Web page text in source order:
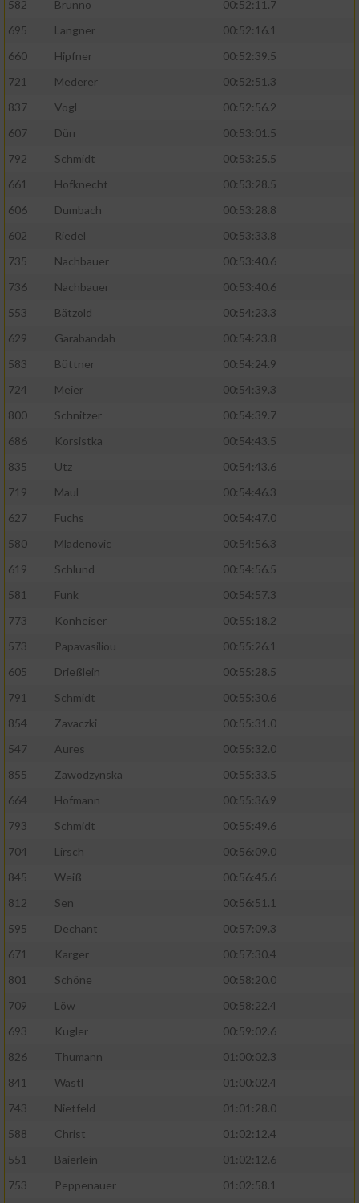
582
Brunno
00:52:11.7
695
Langner
00:52:16.1
660
Hipfner
00:52:39.5
721
Mederer
00:52:51.3
837
Vogl
00:52:56.2
607
Dürr
00:53:01.5
792
Schmidt
00:53:25.5
661
Hofknecht
00:53:28.5
606
Dumbach
00:53:28.8
602
Riedel
00:53:33.8
735
Nachbauer
00:53:40.6
736
Nachbauer
00:53:40.6
553
Bätzold
00:54:23.3
629
Garabandah
00:54:23.8
583
Büttner
00:54:24.9
724
Meier
00:54:39.3
800
Schnitzer
00:54:39.7
686
Korsistka
00:54:43.5
835
Utz
00:54:43.6
719
Maul
00:54:46.3
627
Fuchs
00:54:47.0
580
Mladenovic
00:54:56.3
619
Schlund
00:54:56.5
581
Funk
00:54:57.3
773
Konheiser
00:55:18.2
573
Papavasiliou
00:55:26.1
605
Drießlein
00:55:28.5
791
Schmidt
00:55:30.6
854
Zavaczki
00:55:31.0
547
Aures
00:55:32.0
855
Zawodzynska
00:55:33.5
664
Hofmann
00:55:36.9
793
Schmidt
00:55:49.6
704
Lirsch
00:56:09.0
845
Weiß
00:56:45.6
812
Sen
00:56:51.1
595
Dechant
00:57:09.3
671
Karger
00:57:30.4
801
Schöne
00:58:20.0
709
Löw
00:58:22.4
693
Kugler
00:59:02.6
826
Thumann
01:00:02.3
841
Wastl
01:00:02.4
743
Nietfeld
01:01:28.0
588
Christ
01:02:12.4
551
Baierlein
01:02:12.6
753
Peppenauer
01:02:58.1
Verwendung reduzierter Daten zur Auswahl
von Werbeanzeigen
Werbung
personalisierter Werbung
von Inhalten
personalisierter Inhalte
Messung der Werbeleistung
Analyse von Zielgruppen durch Statistiken
oder Kombinationen von Daten aus
verschiedenen Quellen
Verwendung reduzierter Daten zur Auswahl
von Inhalten
IAB-Besonderheiten:
Verwendung genauer Standortdaten
Geräte anhand von aktiv angeforderten
Informationen identifizieren
Notwendig